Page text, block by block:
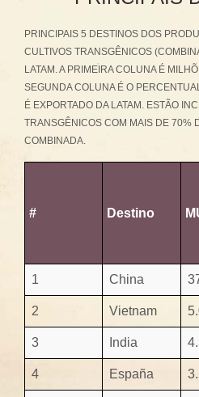
PRINCIPAIS 5 DESTINOS DOS
CULTIVOS TRANSGÊNICOS
LATAM. A PRIMEIRA COLUNA É
SEGUNDA COLUNA É O
É EXPORTADO DA LATAM. ESTÃO
TRANSGÊNICOS COM MAIS DE 70%
COMBINADA.
# Destino
1 China
2 Vietnam
3 India
4 España